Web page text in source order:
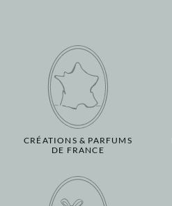
CRÉATIONS & PARFUMS
DE FRANCE